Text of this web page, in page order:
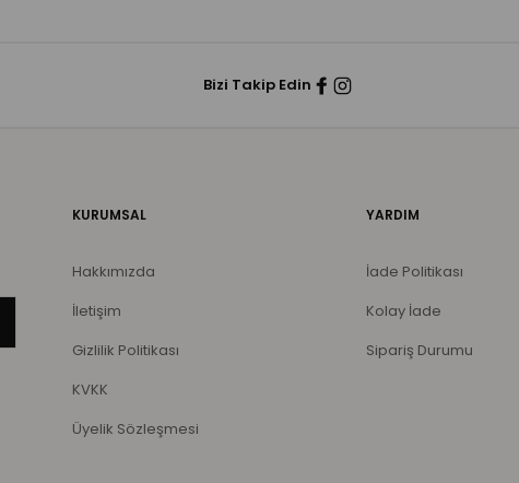
Bizi Takip Edin
KURUMSAL
Hakkımızda
İletişim
Gizlilik Politikası
KVKK
Üyelik Sözleşmesi
YARDIM
İade Politikası
Kolay İade
Sipariş Durumu